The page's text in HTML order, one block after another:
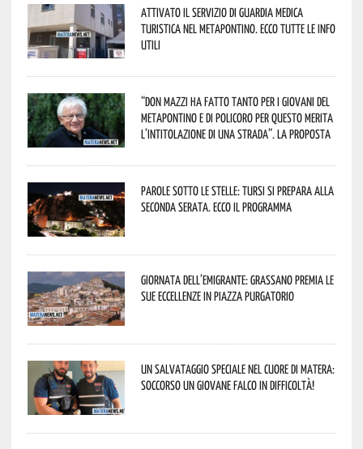
Attivato il servizio di Guardia Medica
Turistica nel Metapontino. Ecco tutte le info
utili
“Don Mazzi ha fatto tanto per i giovani del
Metapontino e di Policoro per questo merita
l’intitolazione di una strada”. La proposta
Parole sotto le stelle: Tursi si prepara alla
seconda serata. Ecco il programma
Giornata dell’Emigrante: Grassano premia le
sue eccellenze in Piazza Purgatorio
Un salvataggio speciale nel cuore di Matera:
soccorso un giovane falco in difficoltà!